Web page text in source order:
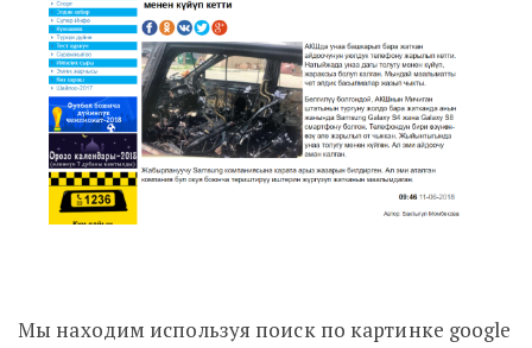
Мы находим используя поиск по картинке google